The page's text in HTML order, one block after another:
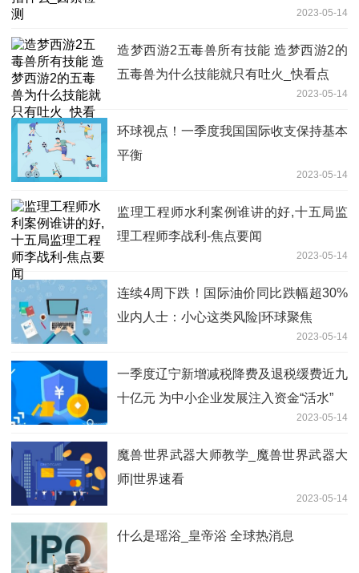
2023-05-14
造梦西游2五毒兽所有技能 造梦西游2的
五毒兽为什么技能就只有吐火_快看点
2023-05-14
环球视点！一季度我国国际收支保持基本
平衡
2023-05-14
监理工程师水利案例谁讲的好,十五局监
理工程师李战利-焦点要闻
2023-05-14
连续4周下跌！国际油价同比跌幅超30%
业内人士：小心这类风险|环球聚焦
2023-05-14
一季度辽宁新增减税降费及退税缓费近九
十亿元 为中小企业发展注入资金“活水”
2023-05-14
魔兽世界武器大师教学_魔兽世界武器大
师|世界速看
2023-05-14
什么是瑶浴_皇帝浴 全球热消息